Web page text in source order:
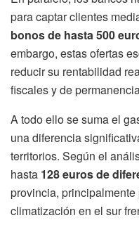
para captar clientes
bonos de hasta 500
embargo, estas ofertas
reducir su rentabilidad
fiscales y de
A todo ello se suma el
una diferencia
territorios. Según el
hasta 128 euros de
provincia,
climatización en el sur